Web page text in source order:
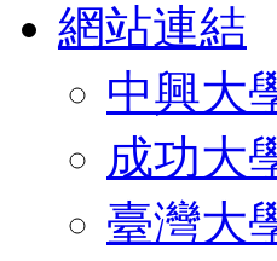
網站連結
中興大
成功大
臺灣大